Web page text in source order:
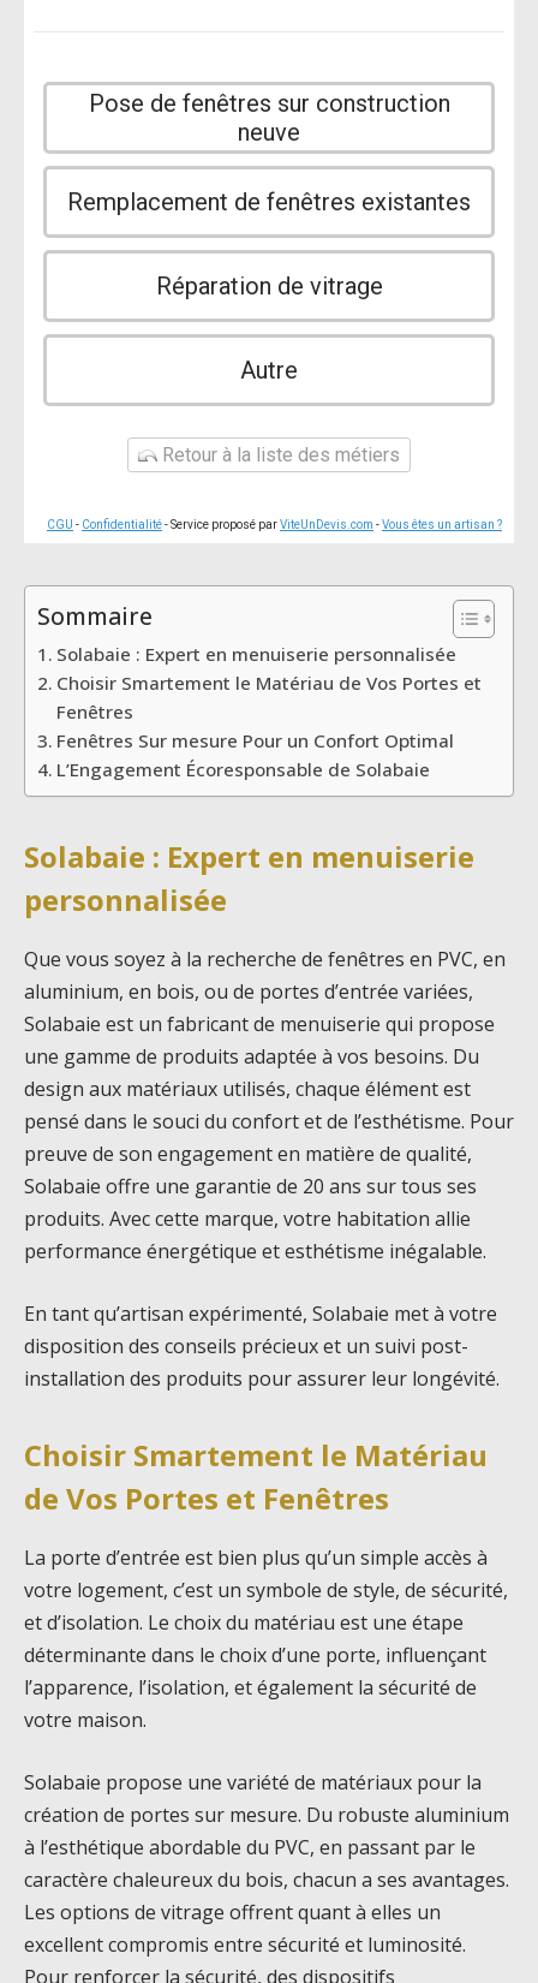
Pose de fenêtres sur construction
neuve
Remplacement de fenêtres existantes
Réparation de vitrage
Autre
Retour à la liste des métiers
CGU - Confidentialité- Service proposé parViteUnDevis.com -Vous êtes un artisan ?
Sommaire
Solabaie : Expert en menuiserie personnalisée
Choisir Smartement le Matériau de Vos Portes et
Fenêtres
Fenêtres Sur mesure Pour un Confort Optimal
L’Engagement Écoresponsable de Solabaie
Solabaie : Expert en menuiserie
personnalisée
Que vous soyez à la recherche de fenêtres en PVC, en
aluminium, en bois, ou de portes d’entrée variées,
Solabaie est un fabricant de menuiserie qui propose
une gamme de produits adaptée à vos besoins. Du
design aux matériaux utilisés, chaque élément est
pensé dans le souci du confort et de l’esthétisme. Pour
preuve de son engagement en matière de qualité,
Solabaie offre une garantie de 20 ans sur tous ses
produits. Avec cette marque, votre habitation allie
performance énergétique et esthétisme inégalable.
En tant qu’artisan expérimenté, Solabaie met à votre
disposition des conseils précieux et un suivi post-
installation des produits pour assurer leur longévité.
Choisir Smartement le Matériau
de Vos Portes et Fenêtres
La porte d’entrée est bien plus qu’un simple accès à
votre logement, c’est un symbole de style, de sécurité,
et d’isolation. Le choix du matériau est une étape
déterminante dans le choix d’une porte, influençant
l’apparence, l’isolation, et également la sécurité de
votre maison.
Solabaie propose une variété de matériaux pour la
création de portes sur mesure. Du robuste aluminium
à l’esthétique abordable du PVC, en passant par le
caractère chaleureux du bois, chacun a ses avantages.
Les options de vitrage offrent quant à elles un
excellent compromis entre sécurité et luminosité.
Pour renforcer la sécurité, des dispositifs